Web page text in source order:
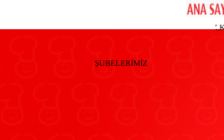
GOKCEN ULUSLARARASI HAVALIMANI
ŞUBELERİMİZ